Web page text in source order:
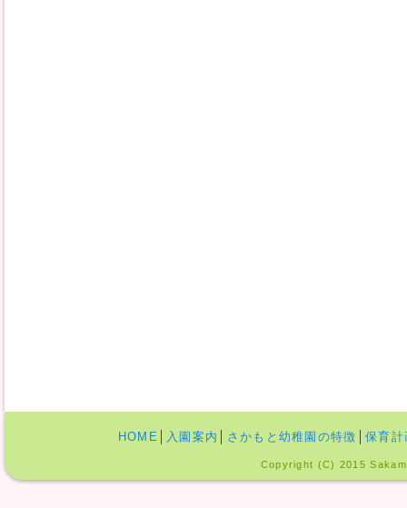
HOME 入園案内 さかもと幼稚園の特徴 保育計
Copyright (C) 2015